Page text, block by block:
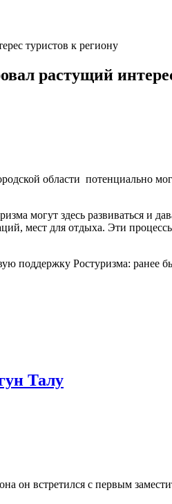
туристов к региону
растущий
области потенциально
могут здесь развиваться и
мест для отдыха. Эти
поддержку Ростуризма: ранее
Талу
он встретился с первым